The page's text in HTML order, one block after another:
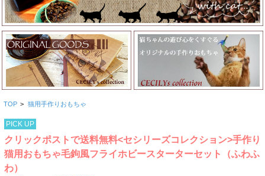
TOP > 猫用手作りおもちゃ
PICK UP
クリックポストで送料無料<セシリーズコレクション>手作り
猫用おもちゃ毛鉤風フライホビースターターセット（ふわふ
わ）